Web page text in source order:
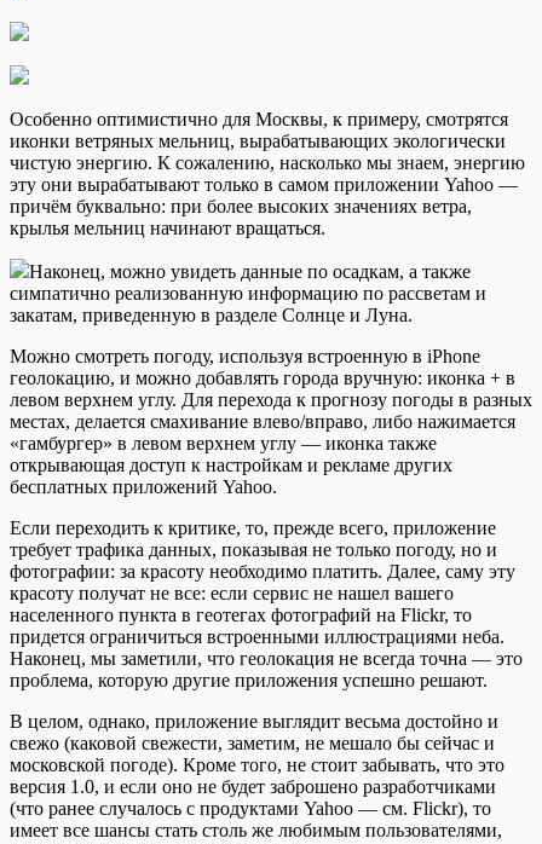
Особенно оптимистично для Москвы, к примеру, смотрятся
иконки ветряных мельниц, вырабатывающих экологически
чистую энергию. К сожалению, насколько мы знаем, энергию
эту они вырабатывают только в самом приложении Yahoo —
причём буквально: при более высоких значениях ветра,
крылья мельниц начинают вращаться.
Наконец, можно увидеть данные по осадкам, а также
симпатично реализованную информацию по рассветам и
закатам, приведенную в разделе Солнце и Луна.
Можно смотреть погоду, используя встроенную в iPhone
геолокацию, и можно добавлять города вручную: иконка + в
левом верхнем углу. Для перехода к прогнозу погоды в разных
местах, делается смахивание влево/вправо, либо нажимается
«гамбургер» в левом верхнем углу — иконка также
открывающая доступ к настройкам и рекламе других
бесплатных приложений Yahoo.
Если переходить к критике, то, прежде всего, приложение
требует трафика данных, показывая не только погоду, но и
фотографии: за красоту необходимо платить. Далее, саму эту
красоту получат не все: если сервис не нашел вашего
населенного пункта в геотегах фотографий на Flickr, то
придется ограничиться встроенными иллюстрациями неба.
Наконец, мы заметили, что геолокация не всегда точна — это
проблема, которую другие приложения успешно решают.
В целом, однако, приложение выглядит весьма достойно и
свежо (каковой свежести, заметим, не мешало бы сейчас и
московской погоде). Кроме того, не стоит забывать, что это
версия 1.0, и если оно не будет заброшено разработчиками
(что ранее случалось с продуктами Yahoo — см. Flickr), то
имеет все шансы стать столь же любимым пользователями,